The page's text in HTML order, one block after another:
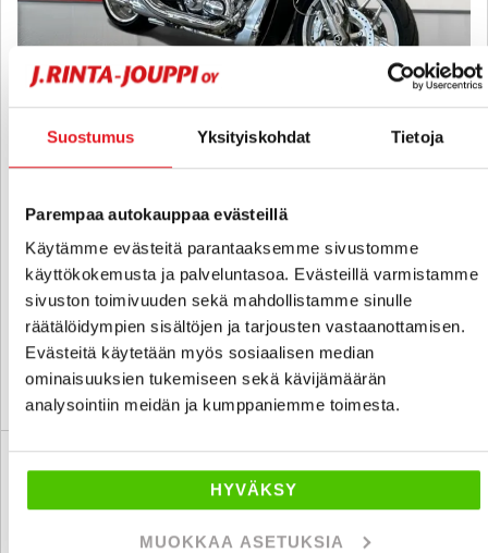
Suostumus Yksityiskohdat Tietoja
Parempaa autokauppaa evästeillä
Käytämme evästeitä parantaaksemme sivustomme
käyttökokemusta ja palveluntasoa. Evästeillä varmistamme
sivuston toimivuuden sekä mahdollistamme sinulle
räätälöidympien sisältöjen ja tarjousten vastaanottamisen.
Evästeitä käytetään myös sosiaalisen median
ominaisuuksien tukemiseen sekä kävijämäärän
analysointiin meidän ja kumppaniemme toimesta.
HYVÄKSY
MUOKKAA ASETUKSIA
Harley-davidson VRSC
Rod! / Huoltokirja
2012 , Manuaali, Bensiini, 13 000 km
16 700 €
alk. 192 € / kk
oulu
KATSO TIEDOT WHATSAPP